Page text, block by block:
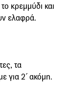
κρεμμύδι και
ελαφρά.
τα
για 2΄ ακόμη.